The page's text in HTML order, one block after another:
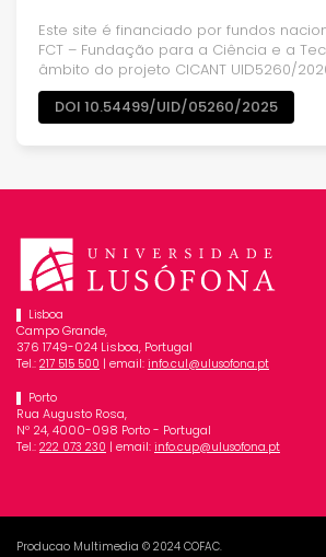
Este site é financiado por fundos
FCT – Fundação para a Ciência e a
âmbito do projeto CICANT UID5260/
DOI 10.54499/UID/05260/2025
Lisboa
Campo Grande,
376 1749-024 Lisboa, Portugal
Tel.: 217 515 500 | email: info.cul@ulusofona.pt
Porto
Rua Augusto Rosa,
Nº 24, 4000-098 Porto - Portugal
Tel.: 222 073 230 | email: info.cup@ulusofona.pt
Producao Multimedia © 2024 COFAC.